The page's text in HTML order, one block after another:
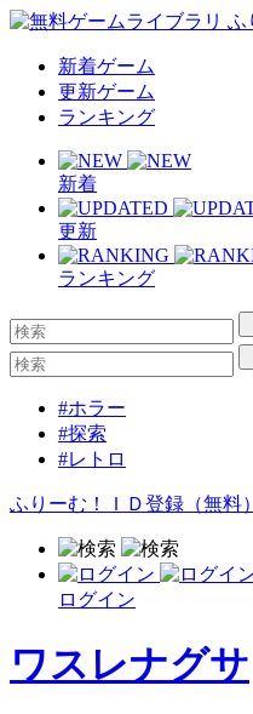
新着ゲーム
更新ゲーム
ランキング
新着
更新
ランキング
#ホラー
#探索
#レトロ
ふりーむ！ＩＤ登録（無料）
ログイン
ワスレナグサ